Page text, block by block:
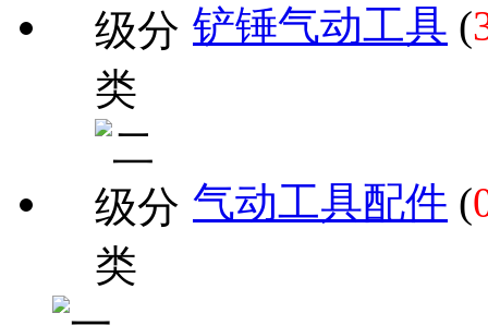
铲锤气动工具 (
气动工具配件 (